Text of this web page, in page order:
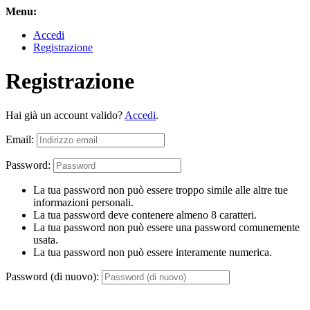
Menu:
Accedi
Registrazione
Registrazione
Hai già un account valido? Accedi.
Email:
Password:
La tua password non può essere troppo simile alle altre tue
informazioni personali.
La tua password deve contenere almeno 8 caratteri.
La tua password non può essere una password comunemente
usata.
La tua password non può essere interamente numerica.
Password (di nuovo):